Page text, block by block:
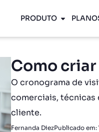
PRODUTO
Como
O cronograma de
comerciais, técnicas
cliente.
Fernanda DiezPublicado em: